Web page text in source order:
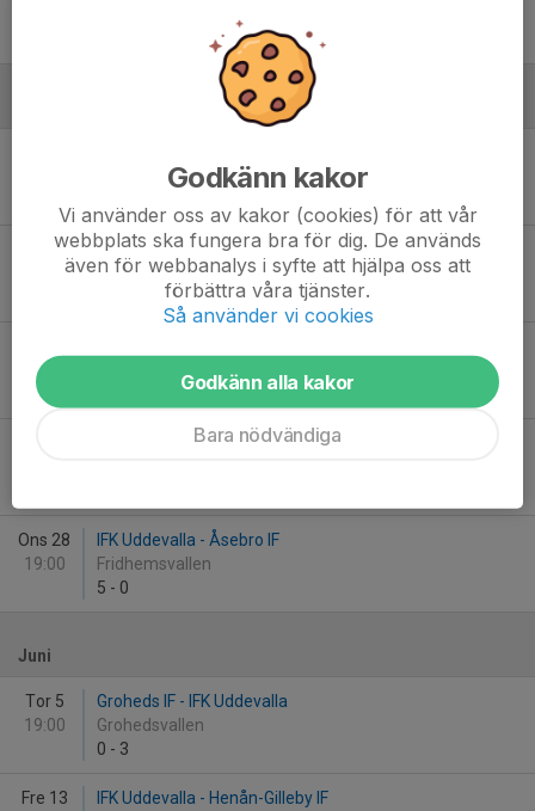
Tjörns Sparbank Arena
Fre 16
19:00
IFK Uddevalla - Lysekils AIK
Fridhemsvallen
19:30
Fridhemsvallen Konstgräs
IFK Åmål - IFK Uddevalla
Ons 28
19:00
IFK Uddevalla - Åsebro IF
Fridhemsvallen
5 - 0
Juni
Tor 5
19:00
Groheds IF - IFK Uddevalla
Grohedsvallen
0 - 3
Fre 13
IFK Uddevalla - Henån-Gilleby IF
Godkänn kakor
Vi använder oss av kakor (cookies) för att vår
webbplats ska fungera bra för dig. De används
även för webbanalys i syfte att hjälpa oss att
förbättra våra tjänster.
Så använder vi cookies
Godkänn alla kakor
Bara nödvändiga